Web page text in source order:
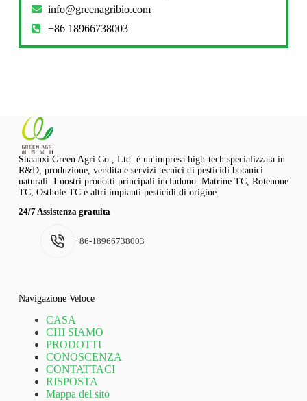
info@greenagribio.com
+86 18966738003
Shaanxi Green Agri Co., Ltd. è un'impresa high-tech specializzata in
R&D, produzione, vendita e servizi tecnici di pesticidi botanici
naturali. I nostri prodotti principali includono: Matrine TC, Rotenone
TC, Osthole TC e altri impianti pesticidi di origine.
24/7 Assistenza gratuita
+86-18966738003
Navigazione Veloce
CASA
CHI SIAMO
PRODOTTI
CONOSCENZA
CONTATTACI
RISPOSTA
Mappa del sito